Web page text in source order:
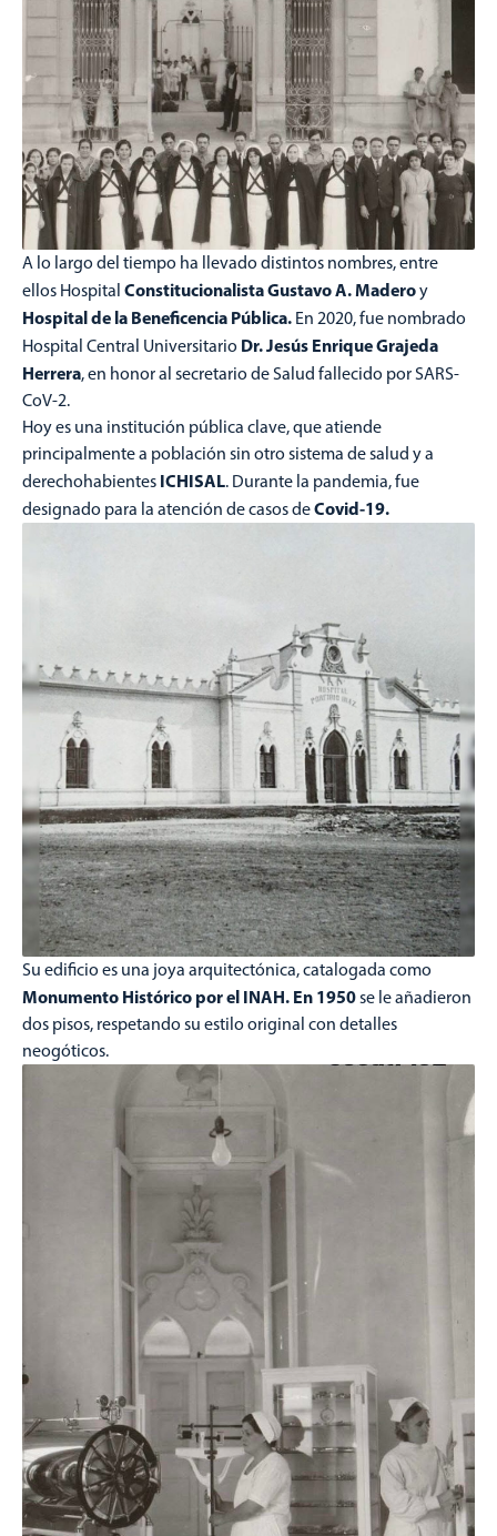
A lo largo del tiempo ha llevado distintos nombres, entre
ellos Hospital Constitucionalista Gustavo A. Maderoy
Hospital de la Beneficencia Pública. En 2020, fue nombrado
Hospital Central Universitario Dr. Jesús Enrique Grajeda
Herrera, en honor al secretario de Salud fallecido por SARS-
CoV-2.
Hoy es una institución pública clave, que atiende
principalmente a población sin otro sistema de salud y a
derechohabientes ICHISAL. Durante la pandemia, fue
designado para la atención de casos deCovid-19.
Su edificio es una joya arquitectónica, catalogada como
Monumento Histórico por el INAH. En 1950se le añadieron
dos pisos, respetando su estilo original con detalles
neogóticos.